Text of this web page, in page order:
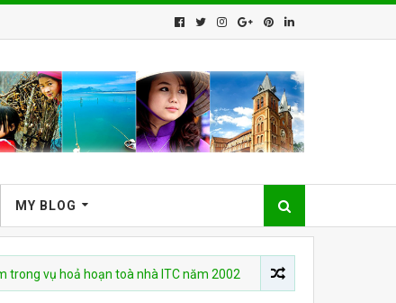
MY BLOG
hoả hoạn toà nhà ITC năm 2002 CHUYỆN VIỆT NAM